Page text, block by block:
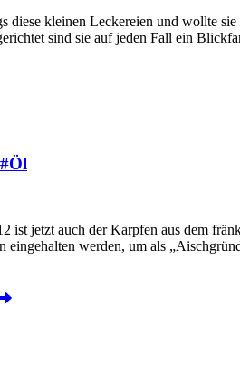
kleinen Leckereien und wollte
sind sie auf jeden Fall ein
jetzt auch der Karpfen aus dem
werden, um als